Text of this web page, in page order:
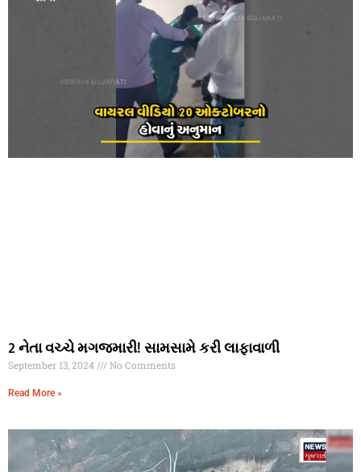
2 નેતા વચ્ચે મગજમારી! સામસામે કરી લાફાવાળી
September 13, 2024 No Comments
Read More »